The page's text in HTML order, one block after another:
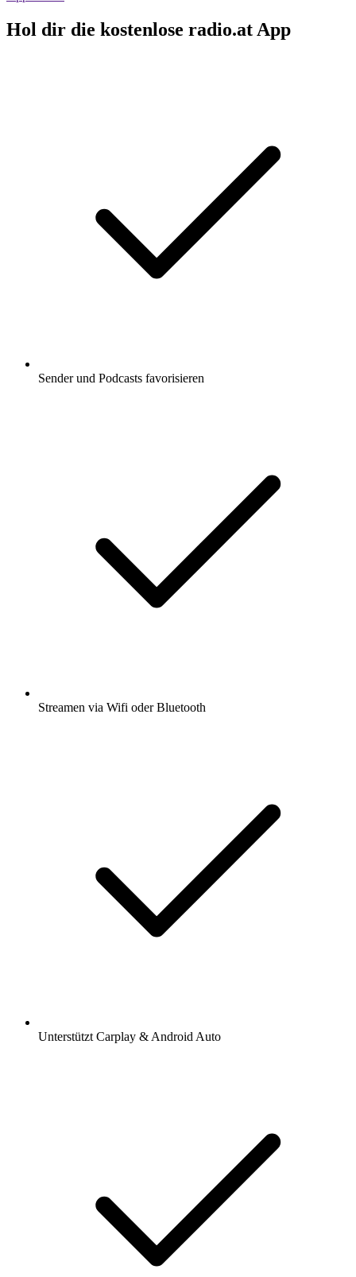
Hol dir die kostenlose radio.at App
Sender und Podcasts favorisieren
Streamen via Wifi oder Bluetooth
Unterstützt Carplay & Android Auto